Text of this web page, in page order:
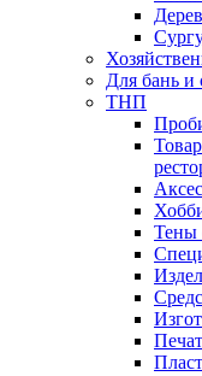
Для бань и
ТНП
Тены